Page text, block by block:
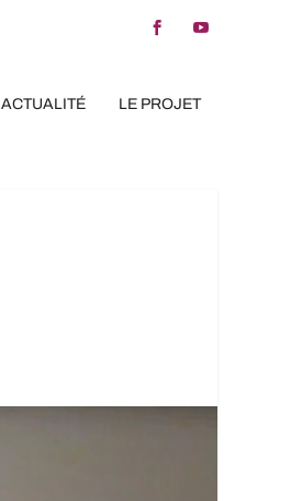
ACTUALITÉ LE PROJET